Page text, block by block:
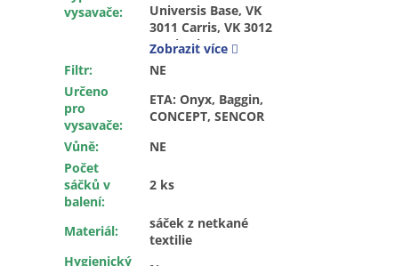
vysavače:
Zobrazit více
Filtr:
NE
Určeno
pro
vysavače:
ETA: Onyx, Baggin,
CONCEPT, SENCOR
Vůně:
NE
Počet
sáčků v
balení:
2 ks
Materiál:
sáček z netkané
textilie
Hygienický